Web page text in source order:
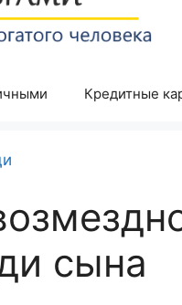
Кредитные
сына